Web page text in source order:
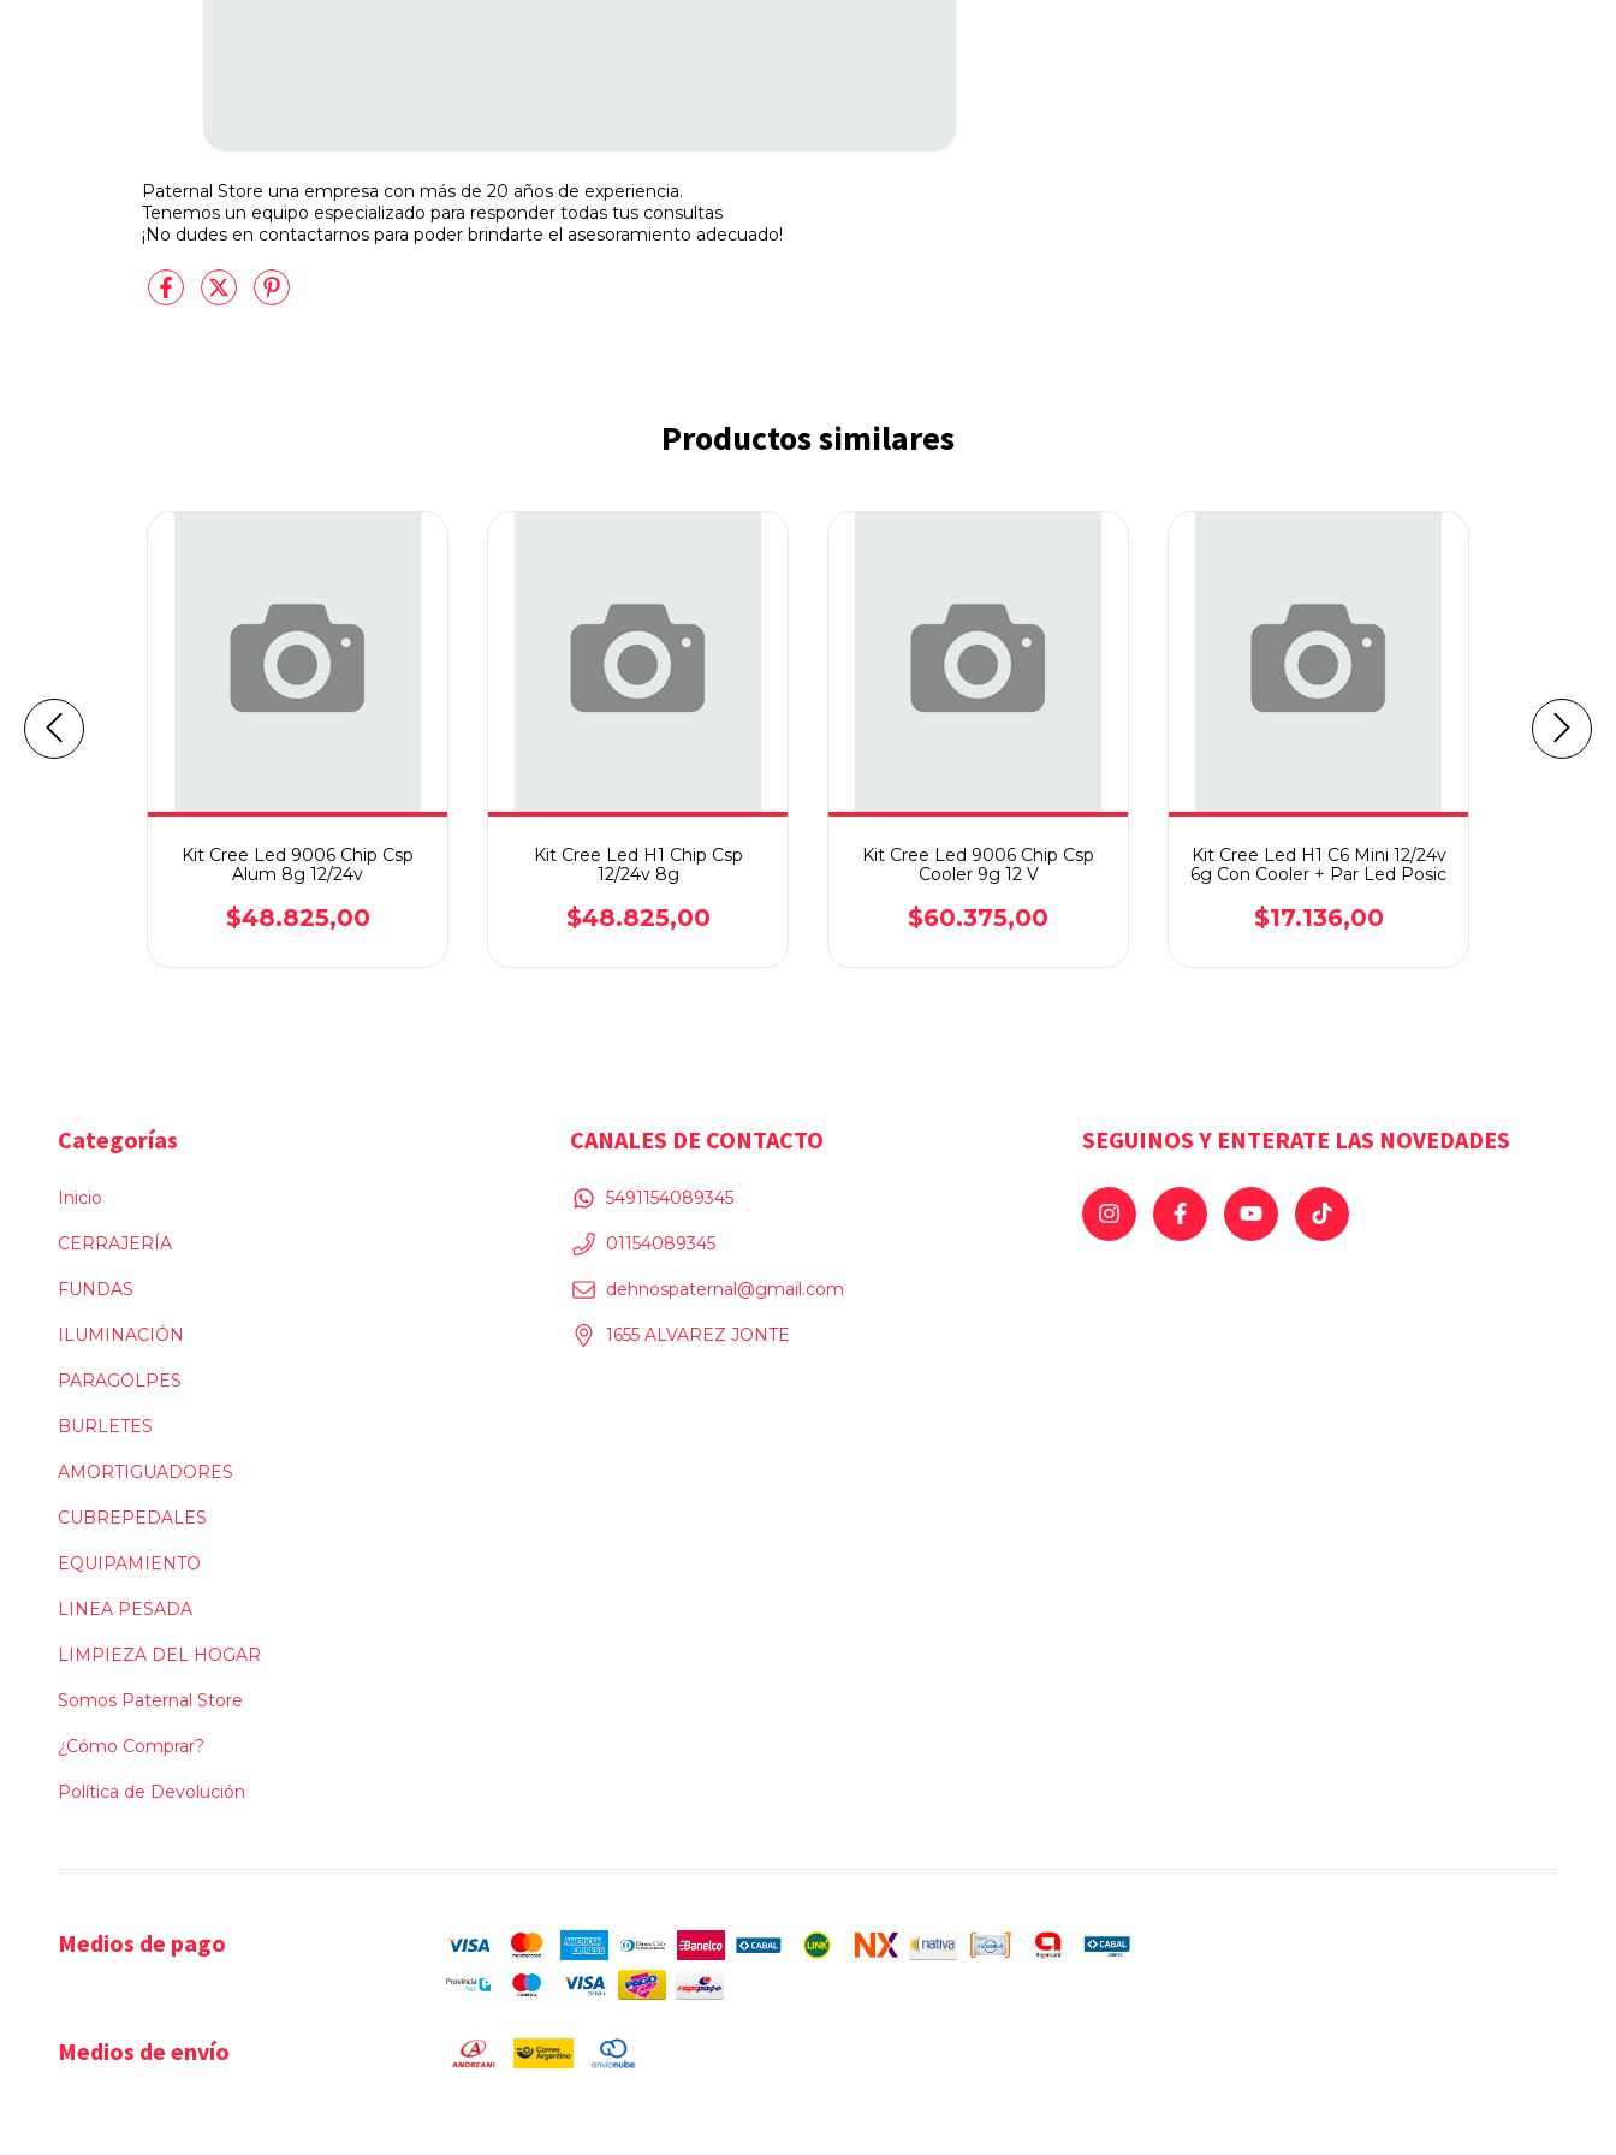
Paternal Store una empresa con más de 20 años de experiencia.
Tenemos un equipo especializado para responder todas tus consultas
¡No dudes en contactarnos para poder brindarte el asesoramiento adecuado!
Productos similares
Kit Cree Led 9006 Chip Csp
Alum 8g 12/24v
$48.825,00
Kit Cree Led H1 Chip Csp
12/24v 8g
$48.825,00
Kit Cree Led 9006 Chip Csp
Cooler 9g 12 V
$60.375,00
Kit Cree Led H1 C6 Mini 12/24v
6g Con Cooler + Par Led Posic
$17.136,00
Categorías
Inicio
CERRAJERÍA
FUNDAS
ILUMINACIÓN
PARAGOLPES
BURLETES
AMORTIGUADORES
CUBREPEDALES
EQUIPAMIENTO
LINEA PESADA
LIMPIEZA DEL HOGAR
Somos Paternal Store
¿Cómo Comprar?
Política de Devolución
CANALES DE CONTACTO
5491154089345
01154089345
dehnospaternal@gmail.com
1655 ALVAREZ JONTE
SEGUINOS Y ENTERATE LAS NOVEDADES
Medios de pago
Medios de envío